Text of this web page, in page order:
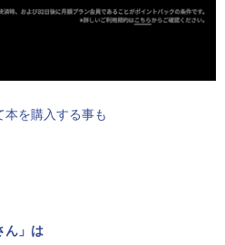
本を購入する事も
ん」は